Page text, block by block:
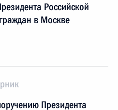
Российской
в Москве
Президента